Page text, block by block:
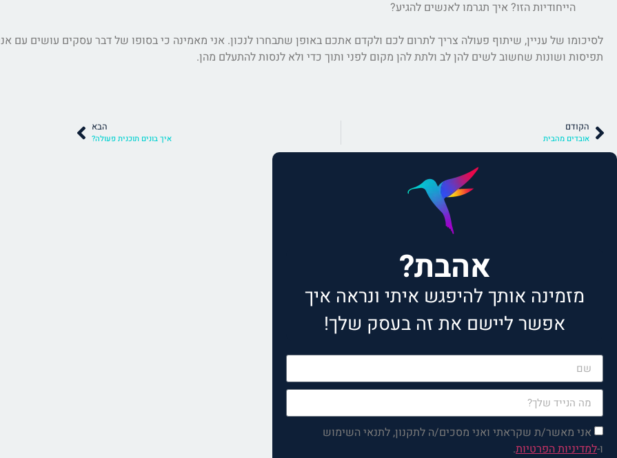
הייחודיות הזו? איך תגרמו לאנשים להגיע?
לסיכומו של עניין, שיתוף פעולה צריך לתרום לכם ולקדם אתכם באופן שתבחרו לנכון. אני מאמינה כי בסופו של דבר עסקים עושים עם
תפיסות ושונות שחשוב לשים להן לב ולתת להן מקום לפני ותוך כדי ולא לנסות להתעלם מהן.
הקודם
אובדים מהבית
הבא
איך בונים תוכנית פעולה?
אהבת?
מזמינה אותך להיפגש איתי ונראה איך
אפשר ליישם את זה בעסק שלך!
אני מאשר/ת שקראתי ואני מסכים/ה לתקנון, לתנאי השימוש
ו-למדיניות הפרטיות.